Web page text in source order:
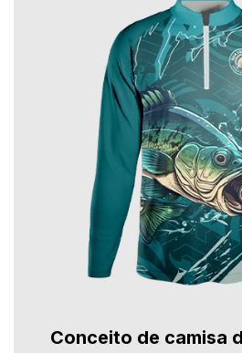
Conceito de camisa